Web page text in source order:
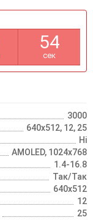
53
сек
3000
640х512, 12, 25
Ні
AMOLED, 1024х768
1.4-16.8
Так/Так
640х512
12
25